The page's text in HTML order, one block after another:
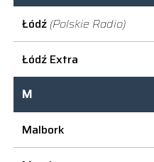
Łódź (Polskie Radio)
Łódź Extra
M
Malbork